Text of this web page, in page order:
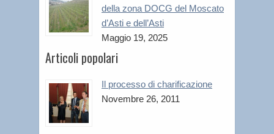
della zona DOCG del Moscato
d’Asti e dell’Asti
Maggio 19, 2025
Articoli popolari
Il processo di charificazione
Novembre 26, 2011